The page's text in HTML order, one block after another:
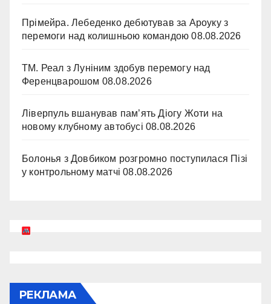
Прімейра. Лебеденко дебютував за Ароуку з
перемоги над колишньою командою 08.08.2026
ТМ. Реал з Луніним здобув перемогу над
Ференцварошом 08.08.2026
Ліверпуль вшанував пам’ять Діогу Жоти на
новому клубному автобусі 08.08.2026
Болонья з Довбиком розгромно поступилася Пізі
у контрольному матчі 08.08.2026
РЕКЛАМА